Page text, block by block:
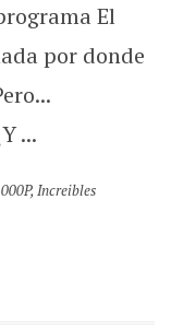
El
por donde
...
,Increibles